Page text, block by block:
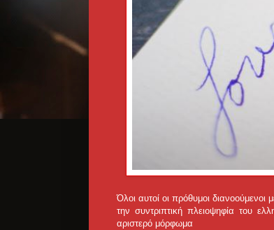
Όλοι αυτοί οι πρόθυμοι
την συντριπτική πλειοψηφία του
αριστερό μόρφωμα